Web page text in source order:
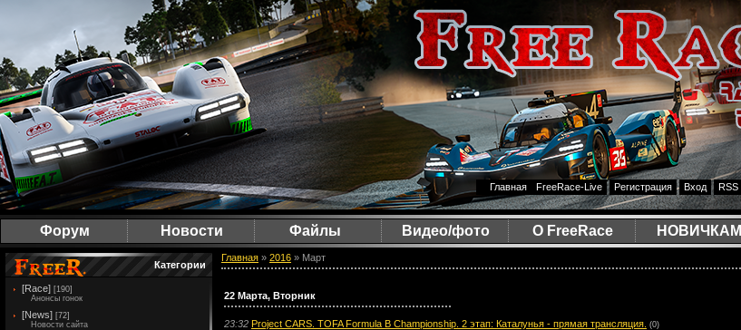
Главная
FreeRace-Live Регистрация Вход RSS
Форум Новости Файлы Видео/фото О FreeRace НОВИЧКАМ
Категории
[Race] [190]
Анонсы гонок
[News] [72]
Новости сайта
Главная » 2016 » Март
22 Марта, Вторник
23:32 Project CARS. TOFA Formula B Championship. 2 этап: Каталунья - прямая трансляция. (0)